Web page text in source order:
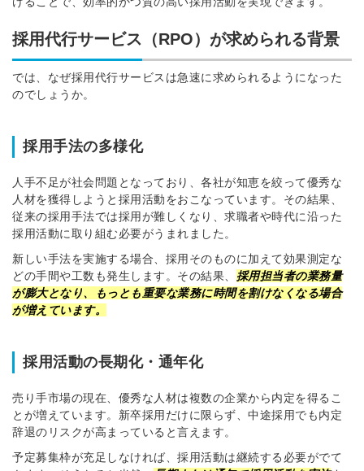
採用代行サービス（RPO）が求められる背景
では、なぜ採用代行サービスは急速に求められるようになった
のでしょうか。
採用手法の多様化
人手不足が社会問題となっており、各社が知恵を絞って優秀な
人材を獲得しようと採用活動をおこなっています。その結果、
従来の採用手法では採用が難しくなり、求職者や時代に沿った
採用活動に取り組む必要がうまれました。
新しい手法を実施する場合、採用そのものに加えて効果測定な
どの手間や工数も発生します。その結果、 採用担当者の業務量
が膨大となり、もっとも重要な業務に時間を割けなくなる場合
が増えています。
採用活動の長期化・通年化
売り手市場の現在、優秀な人材は複数の企業から内定を得るこ
とが増えています。新卒採用だけに限らず、中途採用でも内定
辞退のリスクが高まっていると言えます。
予定募集枠が充足しなければ、採用活動は継続する必要がでて